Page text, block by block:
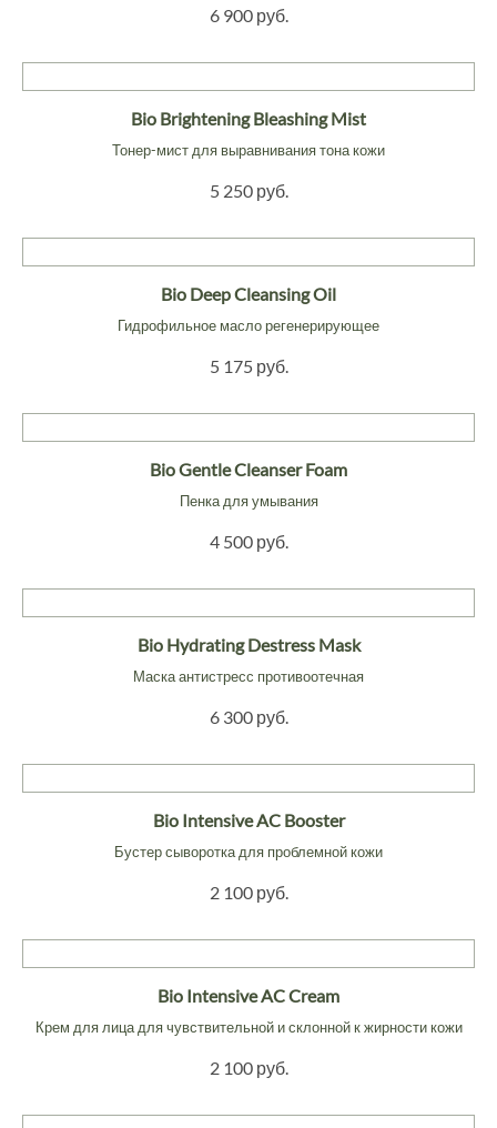
6 900 руб.
Bio Brightening Bleashing Mist
Тонер-мист для выравнивания тона кожи
5 250 руб.
Bio Deep Cleansing Oil
Гидрофильное масло регенерирующее
5 175 руб.
Bio Gentle Cleanser Foam
Пенка для умывания
4 500 руб.
Bio Hydrating Destress Mask
Маска антистресс противоотечная
6 300 руб.
Bio Intensive AC Booster
Бустер сыворотка для проблемной кожи
2 100 руб.
Bio Intensive AC Cream
Крем для лица для чувствительной и склонной к жирности кожи
2 100 руб.